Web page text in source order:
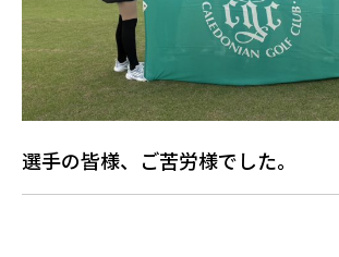
選手の皆様、ご苦労様でした。